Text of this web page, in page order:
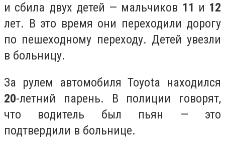
и сбила двух детей — мальчиков 11 и 12
лет. В это время они переходили дорогу
по пешеходному переходу. Детей увезли
в больницу.
За рулем автомобиля Toyota находился
20-летний парень. В полиции говорят,
что водитель был пьян — это
подтвердили в больнице.